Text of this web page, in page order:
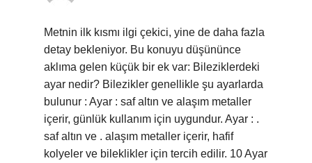
Metnin ilk kısmı ilgi çekici, yine de daha fazla
detay bekleniyor. Bu konuyu düşününce
aklıma gelen küçük bir ek var: Bileziklerdeki
ayar nedir? Bilezikler genellikle şu ayarlarda
bulunur : Ayar : saf altın ve alaşım metaller
içerir, günlük kullanım için uygundur. Ayar : .
saf altın ve . alaşım metaller içerir, hafif
kolyeler ve bileklikler için tercih edilir. 10 Ayar